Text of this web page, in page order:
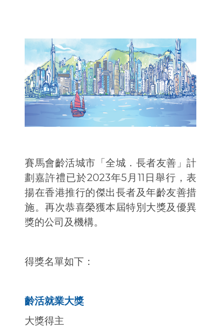
賽馬會齡活城市「全城．長者友善」計
劃嘉許禮已於2023年5月11日舉行，表
揚在香港推行的傑出長者及年齡友善措
施。再次恭喜榮獲本屆特別大獎及優異
獎的公司及機構。
得獎名單如下：
齡活就業大獎
大獎得主